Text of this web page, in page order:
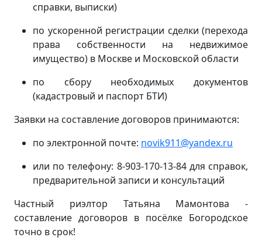
справки, выписки)
по ускоренной регистрации сделки (перехода
права собственности на недвижимое
имущество) в Москве и Московской области
по сбору необходимых документов
(кадастровый и паспорт БТИ)
Заявки на составление договоров принимаются:
по электронной почте: novik911@yandex.ru
или по телефону: 8-903-170-13-84 для справок,
предварительной записи и консультаций
Частный риэлтор Татьяна Мамонтова -
составление договоров в посёлке Богородское
точно в срок!